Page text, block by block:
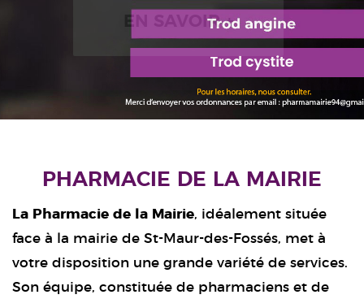
EN SAVOIR +
PHARMACIE DE LA MAIRIE
La Pharmacie de la Mairie, idéalement située
face à la mairie de St-Maur-des-Fossés, met à
votre disposition une grande variété de services.
Son équipe, constituée de pharmaciens et de